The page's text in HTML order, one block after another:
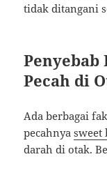
tidak ditangani
Pecah di
Ada berbagai
pecahnyasweet
darah di otak.